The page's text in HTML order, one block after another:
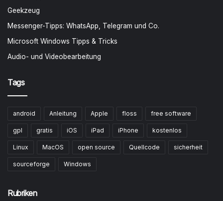
Geekzeug
Messenger-Tipps: WhatsApp, Telegram und Co.
Microsoft Windows Tipps & Tricks
Audio- und Videobearbeitung
Tags
android Anleitung Apple floss free software
gpl gratis iOS iPad iPhone kostenlos
Linux MacOS open source Quellcode sicherheit
sourceforge Windows
Rubriken